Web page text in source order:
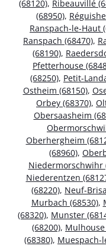
(68120), Ribeauvillé
(68950),
Ranspach-le-Haut
Ranspach (68470),
(68190),
Pfetterhouse
(68250), Petit-
Ostheim (68150),
Orbey (68370),
Obersaasheim
Oberhergheim
(68960),
Niedermorschwihr
Niederentzen
(68220), Neuf-
Murbach (68530),
(68320), Munster
(68200), Mulhouse
(68380), Muespach-